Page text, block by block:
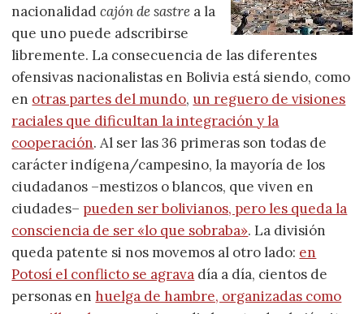
nacionalidadcajón de sastre a la
que uno puede adscribirse
libremente. La consecuencia de las diferentes
ofensivas nacionalistas en Bolivia está siendo, como
en otras partes del mundo, un reguero de visiones
raciales que dificultan la integración y la
cooperación. Al ser las 36 primeras son todas de
carácter indígena/campesino, la mayoría de los
ciudadanos –mestizos o blancos, que viven en
ciudades– pueden ser bolivianos, pero les queda la
consciencia de ser «lo que sobraba». La división
queda patente si nos movemos al otro lado: en
Potosí el conflicto se agrava día a día, cientos de
personas enhuelga de hambre, organizadas como